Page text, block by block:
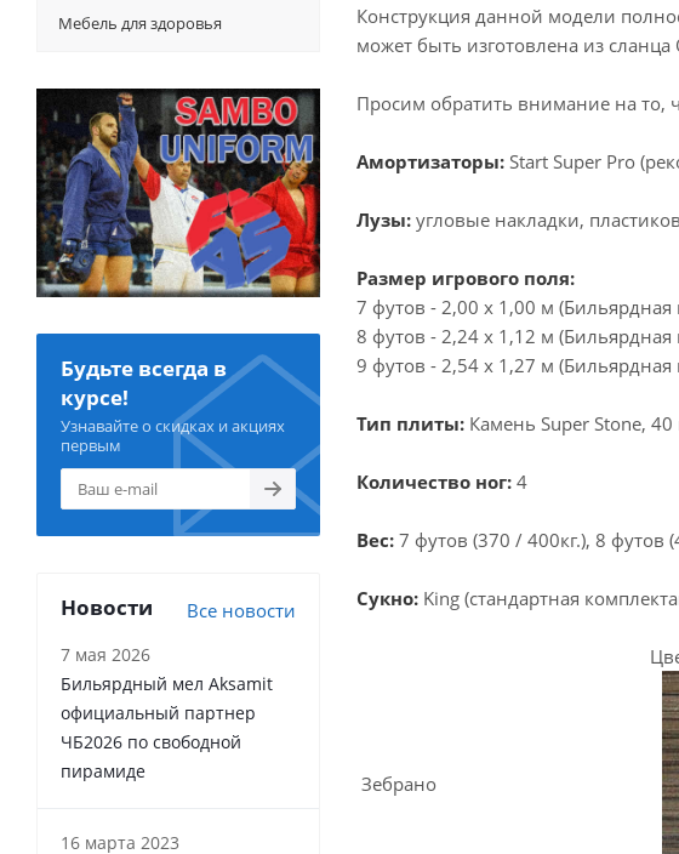
Конструкция данной модели
может быть изготовлена из сланца
Просим обратить внимание на то,
Амортизаторы: Start Super Pro
Лузы: угловые накладки,
Размер игрового поля:
7 футов - 2,00 х 1,00 м
8 футов - 2,24 х 1,12 м
9 футов - 2,54 х 1,27 м
Тип плиты: Камень Super Stone,
Количество ног: 4
Вес: 7 футов (370 / 400кг.), 8 футов
Сукно: King (стандартная
Зебрано
Мебель для здоровья
Будьте всегда в
курсе!
Узнавайте о скидках и акциях
первым
Новости Все новости
7 мая 2026
Бильярдный мел Aksamit
официальный партнер
ЧБ2026 по свободной
пирамиде
16 марта 2023